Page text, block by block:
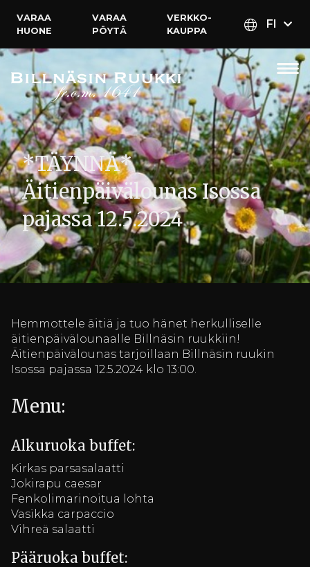
VARAA
HUONE
VARAA
PÖYTÄ
VERKKO­
KAUPPA
FI
*TÄYNNÄ*
Äitienpäivälounas Isossa
pajassa 12.5.2024
Hemmottele äitiä ja tuo hänet herkulliselle
äitienpäivälounaalle Billnäsin ruukkiin!
Äitienpäivälounas tarjoillaan Billnäsin ruukin
Isossa pajassa 12.5.2024 klo 13:00.
Menu:
Alkuruoka buffet:
Kirkas parsasalaatti
Jokirapu caesar
Fenkolimarinoitua lohta
Vasikka carpaccio
Vihreä salaatti
Pääruoka buffet: